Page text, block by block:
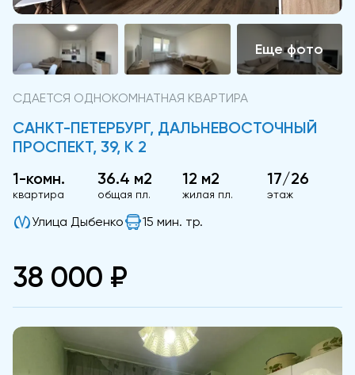
СДАЕТСЯ ОДНОКОМНАТНАЯ КВАРТИРА
САНКТ-ПЕТЕРБУРГ, ДАЛЬНЕВОСТОЧНЫЙ
ПРОСПЕКТ, 39, К 2
1-комн.
квартира
36.4 м2
общая пл.
12 м2
жилая пл.
17/26
этаж
Улица Дыбенко 15 мин. тр.
38 000 ₽